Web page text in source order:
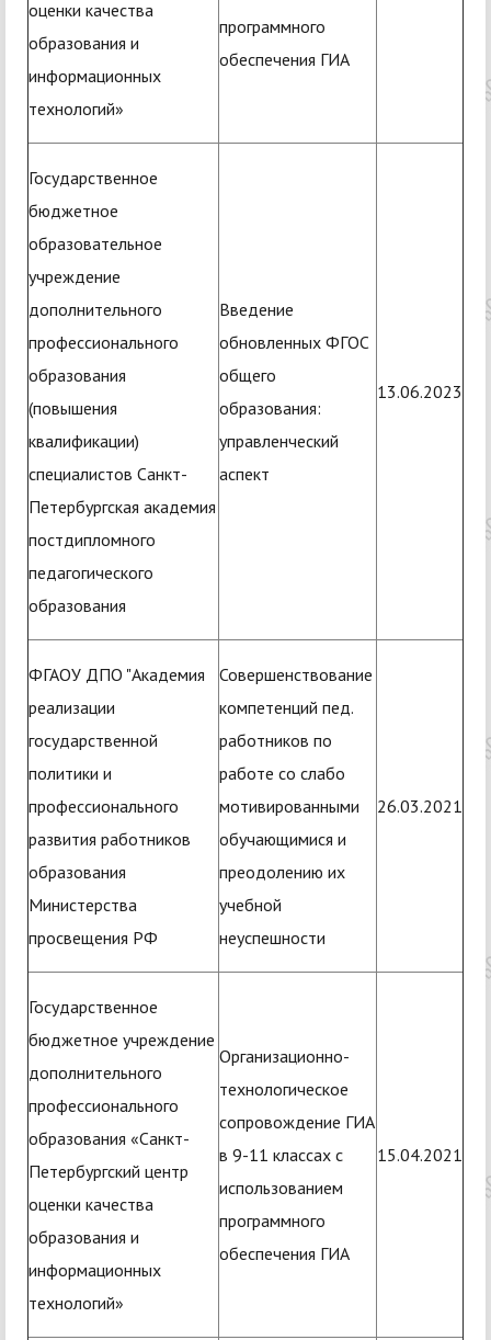
оценки качества
образования и
информационных
технологий»
программного
обеспечения ГИА
Государственное
бюджетное
образовательное
учреждение
дополнительного
профессионального
образования
(повышения
квалификации)
специалистов Санкт-
Петербургская академия
постдипломного
педагогического
образования
Введение
обновленных ФГОС
общего
образования:
управленческий
аспект
13.06.2023
ФГАОУ ДПО "Академия
реализации
государственной
политики и
профессионального
развития работников
образования
Министерства
просвещения РФ
Совершенствование
компетенций пед.
работников по
работе со слабо
мотивированными
обучающимися и
преодолению их
учебной
неуспешности
26.03.2021
Государственное
бюджетное учреждение
дополнительного
профессионального
образования «Санкт-
Петербургский центр
оценки качества
образования и
информационных
технологий»
Организационно-
технологическое
сопровождение ГИА
в 9-11 классах с
использованием
программного
обеспечения ГИА
15.04.2021